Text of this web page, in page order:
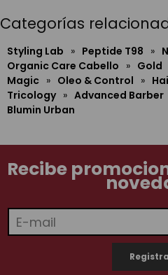
Categorías
Styling Lab » Peptide T98 »
Organic Care Cabello » Gold
Magic » Oleo & Control »
Tricology » Advanced Barber
Blumin Urban
Recibe